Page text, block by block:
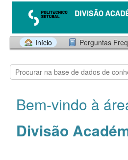
Início Perguntas
Bem-vindo à
Divisão